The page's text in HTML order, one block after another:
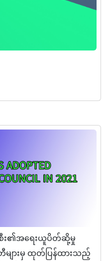
း၏အရေးယူပိတ်ဆို့မှု
များမှ ထုတ်ပြန်ထားသည့်